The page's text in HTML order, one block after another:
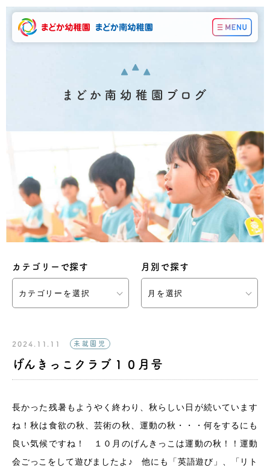
カテゴリーで探す
カテゴリーを選択
月別で探す
月を選択
2024.11.11 未就園児
げんきっこクラブ１０月号
長かった残暑もようやく終わり、秋らしい日が続いています
ね！秋は食欲の秋、芸術の秋、運動の秋・・・何をするにも
良い気候ですね！ １０月のげんきっこは運動の秋！！運動
会ごっこをして遊びましたよ♪ 他にも「英語遊び」、「リト